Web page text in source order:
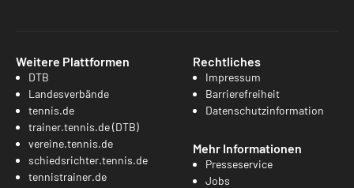
Weitere Plattformen
DTB
Landesverbände
tennis.de
trainer.tennis.de (DTB)
vereine.tennis.de
schiedsrichter.tennis.de
tennistrainer.de
Rechtliches
Impressum
Barrierefreiheit
Datenschutzinformation
Mehr Informationen
Presseservice
Jobs